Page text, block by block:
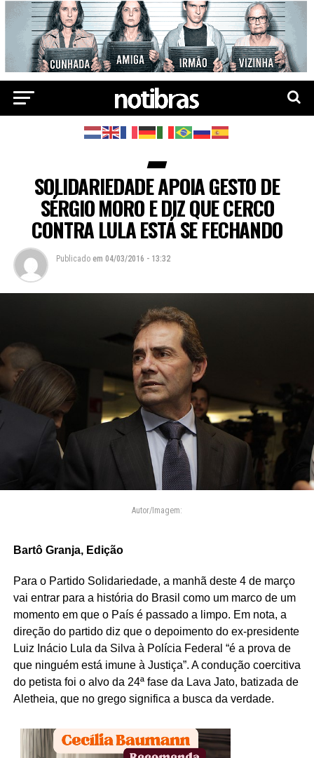
SOLIDARIEDADE APOIA GESTO DE
SÉRGIO MORO E DIZ QUE CERCO
CONTRA LULA ESTÁ SE FECHANDO
Publicado em 04/03/2016 - 13:32
Autor/Imagem:
Bartô Granja, Edição
Para o Partido Solidariedade, a manhã deste 4 de março
vai entrar para a história do Brasil como um marco de um
momento em que o País é passado a limpo. Em nota, a
direção do partido diz que o depoimento do ex-presidente
Luiz Inácio Lula da Silva à Polícia Federal “é a prova de
que ninguém está imune à Justiça”. A condução coercitiva
do petista foi o alvo da 24ª fase da Lava Jato, batizada de
Aletheia, que no grego significa a busca da verdade.